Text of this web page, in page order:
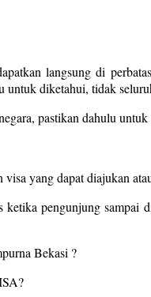
langsung di
untuk diketahui, tidak
pastikan dahulu
yang dapat diajukan
pengunjung sampai
Bekasi ?